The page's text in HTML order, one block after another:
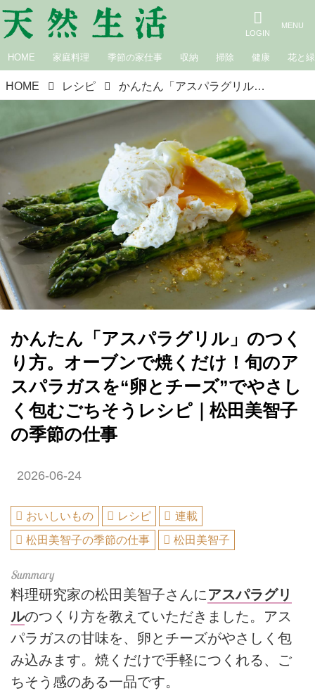
HOME 家庭料理 季節の家仕事 収納 掃除 健康 花と緑
HOME レシピ かんたん「アスパラグリル」のつくり方。オーブンで焼くだけ！旬のアスパラガスを“卵とチーズ”でやさしく包むごちそうレシピ｜松田美智子の季節の仕事
かんたん「アスパラグリル」のつく
り方。オーブンで焼くだけ！旬のア
スパラガスを“卵とチーズ”でやさし
く包むごちそうレシピ｜松田美智子
の季節の仕事
2026-06-24
おいしいもの レシピ
連載
松田美智子の季節の仕事
松田美智子
料理研究家の松田美智子さんにアスパラグリ
ルのつくり方を教えていただきました。アス
パラガスの甘味を、卵とチーズがやさしく包
み込みます。焼くだけで手軽につくれる、ご
ちそう感のある一品です。